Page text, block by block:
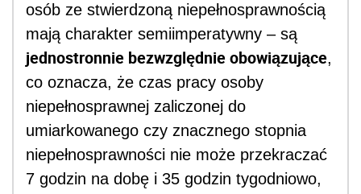
osób ze stwierdzoną niepełnosprawnością
mają charakter semiimperatywny – są
jednostronnie bezwzględnie obowiązujące,
co oznacza, że czas pracy osoby
niepełnosprawnej zaliczonej do
umiarkowanego czy znacznego stopnia
niepełnosprawności nie może przekraczać
7 godzin na dobę i 35 godzin tygodniowo,